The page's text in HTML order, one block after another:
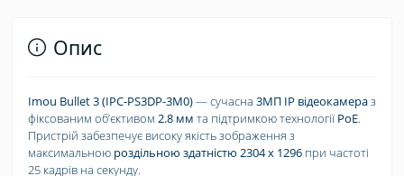
Опис
Imou Bullet 3 (IPC-PS3DP-3M0)— сучасна 3МП IP відеокамераз
фіксованим обʼєктивом 2.8 мм та підтримкою технології PoE.
Пристрій забезпечує високу якість зображення з
максимальною роздільною здатністю 2304 x 1296при частоті
25 кадрів на секунду.